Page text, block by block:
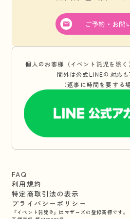
ご予約・お問
個人のお客様（イベント託児を除
間外は公式LINEの対応も
（返事に時間を要する
FAQ
利用規約
特定商取引法の表示
プライバシーポリシー
『イベント託児®』はマザーズの登録商標です。